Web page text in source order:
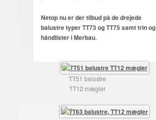
Netop nu er der tilbud på de drejede
balustre typer TT73 og TT75 samt trin og
håndlister i Merbau.
TT51 balustre
TT12 mægler
Nr 1
Nr 5